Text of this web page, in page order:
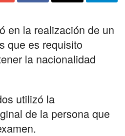
en la realización de un
que es requisito
la nacionalidad
utilizó la
de la persona que